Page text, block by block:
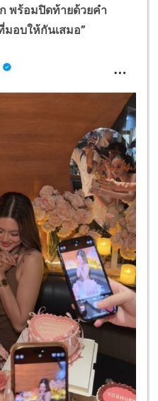
พร้อมปิดท้ายด้วยคำ
อบให้กันเสมอ”